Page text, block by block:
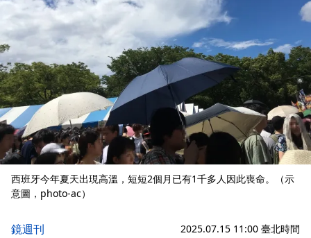
西班牙今年夏天出現高溫，短短2個月已有1千多人因此喪命。（示
意圖，photo-ac）
鏡週刊 2025.07.15 11:00 臺北時間